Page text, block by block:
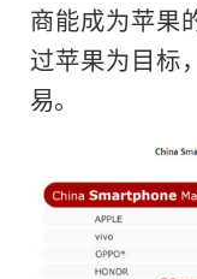
商能成为苹果
过苹果为目标
易。